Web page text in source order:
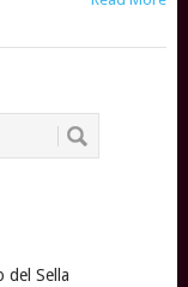
del Sella